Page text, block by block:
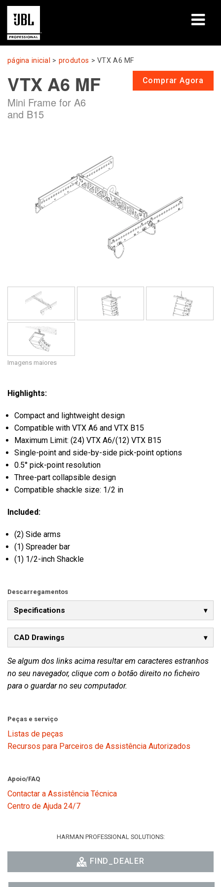
produtos
Casos de estudo
Sessões de aprendizagem
Onde comprar e ligar
assistência
página inicial > produtos >VTX A6 MF
VTX A6 MF
Mini Frame for A6
and B15
Comprar Agora
Imagens maiores
Highlights:
Compact and lightweight design
Compatible with VTX A6 and VTX B15
Maximum Limit: (24) VTX A6/(12) VTX B15
Single-point and side-by-side pick-point options
0.5° pick-point resolution
Three-part collapsible design
Compatible shackle size: 1/2 in
Included:
(2) Side arms
(1) Spreader bar
(1) 1/2-inch Shackle
Descarregamentos
Specifications
CAD Drawings
Se algum dos links acima resultar em caracteres estranhos
no seu navegador, clique com o botão direito no ficheiro
para o guardar no seu computador.
Peças e serviço
Listas de peças
Recursos para Parceiros de Assistência Autorizados
Apoio/FAQ
Contactar a Assistência Técnica
Centro de Ajuda 24/7
HARMAN PROFESSIONAL SOLUTIONS:
FIND_DEALER